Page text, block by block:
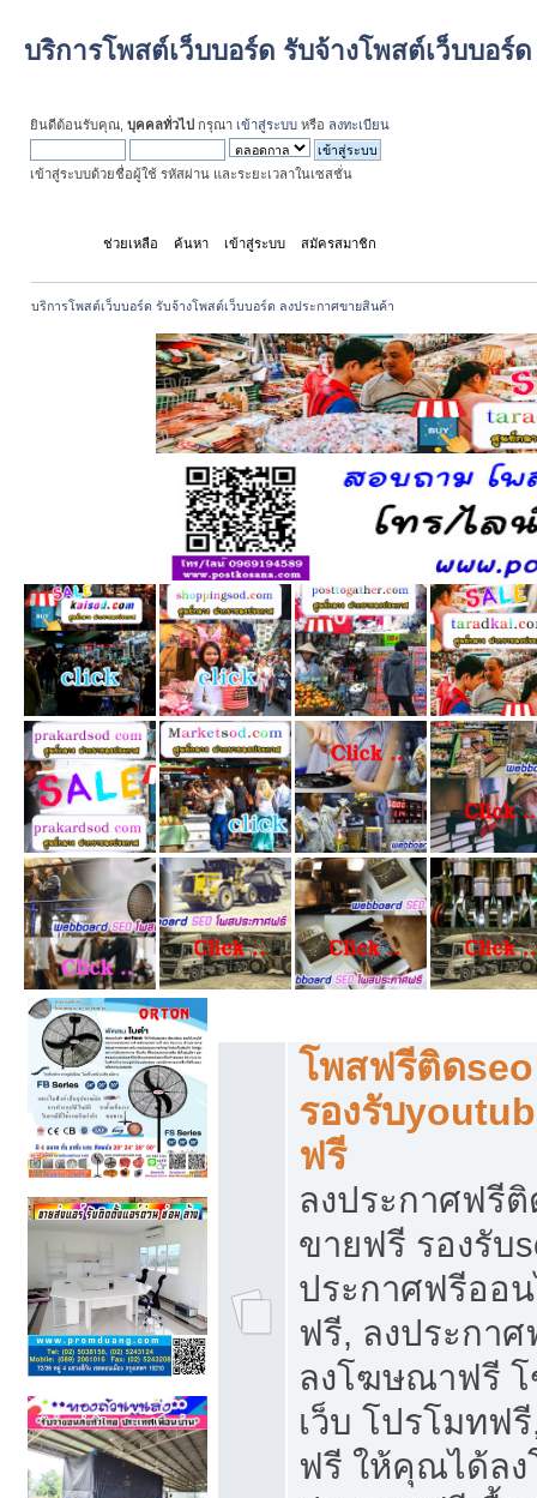
บริการโพสต์เว็บบอร์ด รับจ้างโพสต์เว็บบอร์
ยินดีต้อนรับคุณ, บุคคลทั่วไป กรุณา เข้าสู่ระบบ หรือ ลงทะเบียน
เข้าสู่ระบบด้วยชื่อผู้ใช้ รหัสผ่าน และระยะเวลาในเซสชั่น
ช่วยเหลือ ค้นหา เข้าสู่ระบบ สมัครสมาชิก
บริการโพสต์เว็บบอร์ด รับจ้างโพสต์เว็บบอร์ด ลงประกาศขายสินค้า
โพสฟรีติด
รองรับ
ฟรี
ลงประกาศฟรีติ
ขายฟรี รองรับ
ประกาศฟรีออ
ฟรี, ลงประกา
ลงโฆษณาฟรี
เว็บ โปรโมทฟ
ฟรี ให้คุณได้ล